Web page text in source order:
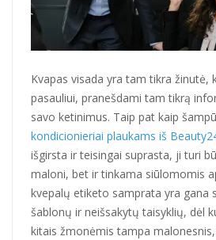
Kvapas visada yra tam tikra žinutė,
pasauliui, pranešdami tam tikrą
savo ketinimus. Taip pat kaip
kondicionieriai plaukams iš
išgirsta ir teisingai suprasta, ji turi
maloni, bet ir tinkama siūlomomis
kvepalų etiketo samprata yra gana
šablonų ir neišsakytų taisyklių, dėl
kitais žmonėmis tampa